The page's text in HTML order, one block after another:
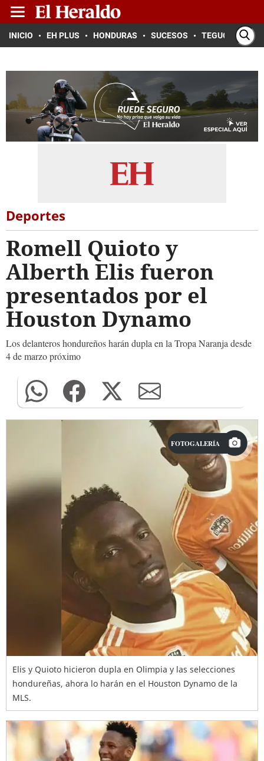
INICIO EH PLUS HONDURAS SUCESOS TEGUCIGALPA
Deportes
Romell Quioto y
Alberth Elis fueron
presentados por el
Houston Dynamo
Los delanteros hondureños harán dupla en la Tropa Naranja desde
4 de marzo próximo
FOTOGALERÍA
Elis y Quioto hicieron dupla en Olimpia y las selecciones
hondureñas, ahora lo harán en el Houston Dynamo de la
MLS.